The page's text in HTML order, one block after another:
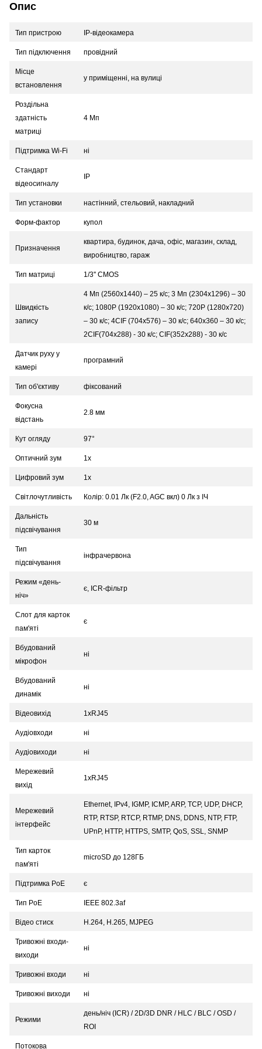
Опис
Тип пристрою IP-відеокамера
Тип підключення провідний
Місце
встановлення
у приміщенні, на вулиці
Роздільна
здатність
матриці
4 Мп
Підтримка Wi-Fi ні
Стандарт
відеосигналу
IP
Тип установки настінний, стельовий, накладний
Форм-фактор купол
Призначення
квартира, будинок, дача, офіс, магазин, склад,
виробництво, гараж
Тип матриці 1/3'' CMOS
Швидкість
запису
4 Мп (2560х1440) – 25 к/с; 3 Мп (2304х1296) – 30
к/с; 1080P (1920х1080) – 30 к/с; 720P (1280х720)
– 30 к/с; 4CIF (704х576) – 30 к/с; 640х360 – 30 к/с;
2CIF(704х288) - 30 к/с; CIF(352х288) - 30 к/с
Датчик руху у
камері
програмний
Тип об'єктиву фіксований
Фокусна
відстань
2.8 мм
Кут огляду 97°
Оптичний зум 1x
Цифровий зум 1x
Світлочутливість Колір: 0.01 Лк (F2.0, AGC вкл) 0 Лк з ІЧ
Дальність
підсвічування
30 м
Тип
підсвічування
інфрачервона
Режим «день-
ніч»
є, ICR-фільтр
Слот для карток
пам'яті
є
Вбудований
мікрофон
ні
Вбудований
динамік
ні
Відеовихід 1xRJ45
Аудіовходи ні
Аудіовиходи ні
Мережевий
вихід
1xRJ45
Мережевий
інтерфейс
Ethernet, IPv4, IGMP, ICMP, ARP, TCP, UDP, DHCP,
RTP, RTSP, RTCP, RTMP, DNS, DDNS, NTP, FTP,
UPnP, HTTP, HTTPS, SMTP, QoS, SSL, SNMP
Тип карток
пам'яті
microSD до 128ГБ
Підтримка PoE є
Тип PoE IEEE 802.3af
Відео стиск H.264, H.265, MJPEG
Тривожні входи-
виходи
ні
Тривожні входи ні
Тривожні виходи ні
Режими
день/ніч (ICR) / 2D/3D DNR / HLC / BLC / OSD /
ROI
Потокова